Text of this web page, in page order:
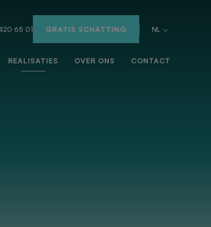
65 01 GRATIS SCHATTING NL
REALISATIES OVER ONS CONTACT